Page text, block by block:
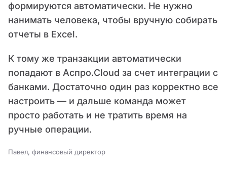
формируются автоматически. Не нужно
нанимать человека, чтобы вручную собирать
отчеты в Excel.
К тому же транзакции автоматически
попадают в Аспро.Cloud за счет интеграции с
банками. Достаточно один раз корректно все
настроить — и дальше команда может
просто работать и не тратить время на
ручные операции.
Павел, финансовый директор